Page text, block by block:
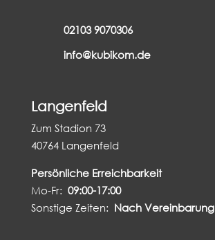
02103 9070306
info@kubikom.de
Langenfeld
Zum Stadion 73
40764 Langenfeld
Persönliche Erreichbarkeit
Mo-Fr: 09:00-17:00
Sonstige Zeiten: Nach Vereinbarung